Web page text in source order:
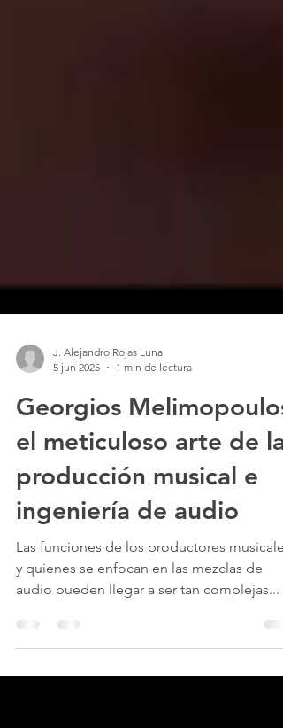
5 jun 2025
1 min de lectura
Georgios Melimopoulos,
el meticuloso arte de la
producción musical e
ingeniería de audio
Las funciones de los productores musicales
y quienes se enfocan en las mezclas de
audio pueden llegar a ser tan complejas...